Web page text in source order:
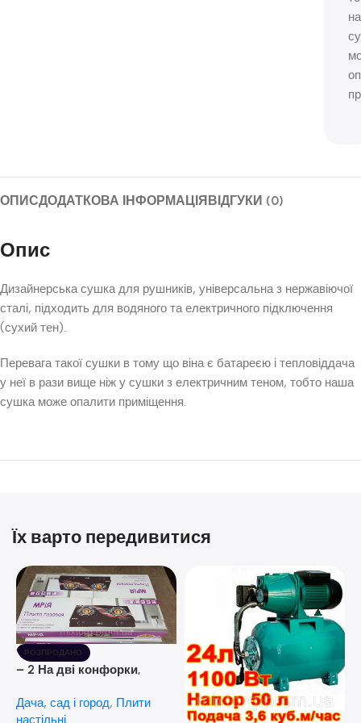
ОПИСДОДАТКОВА ІНФОРМАЦІЯВІДГУКИ (0)
Опис
Дизайнерська сушка для рушників, універсальна з нержавіючої
сталі, підходить для водяного та електричного підключення
(сухий тен).
Перевага такої сушки в тому що віна є батареєю і тепловіддача
у неї в рази вище ніж у сушки з електричним теном, тобто наша
сушка може опалити приміщення.
Їх варто передивитися
РОЗПРОДАНО
– 2 На дві конфорки,
розпалюванням.
Дача, сад і город, Плити
настільні